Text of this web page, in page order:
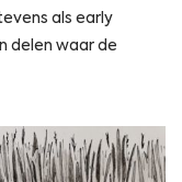
als early
delen waar de